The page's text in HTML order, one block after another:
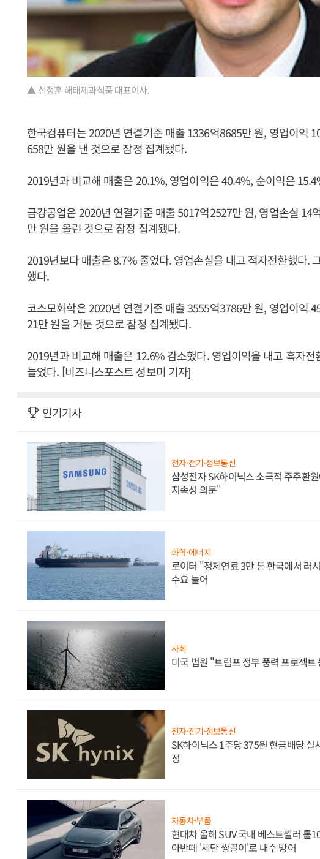
▲ 신정훈 해태제과식품 대표이사.
한국컴퓨터는 2020년 연결기준 매출 1336억8685만 원, 영업이익
658만 원을 낸 것으로 잠정 집계됐다.
2019년과 비교해 매출은 20.1%, 영업이익은 40.4%, 순이익은
금강공업은 2020년 연결기준 매출 5017억2527만 원, 영업손실 14
만 원을 올린 것으로 잠정 집계됐다.
2019년보다 매출은 8.7% 줄었다. 영업손실을 내고 적자전환했다.
했다.
코스모화학은 2020년 연결기준 매출 3555억3786만 원, 영업이익
21만 원을 거둔 것으로 잠정 집계됐다.
2019년과 비교해 매출은 12.6% 감소했다. 영업이익을 내고 흑자
늘었다. [비즈니스포스트 성보미 기자]
인기기사
전자·전기·정보통신
삼성전자 SK하이닉스 소극적 주주환
지속성 의문"
화학·에너지
로이터 "정제연료 3만 톤 한국에서 러
수요 늘어
사회
미국 법원 "트럼프 정부 풍력 프로젝
전자·전기·정보통신
SK하이닉스 1주당 375원 현금배당 실
정
자동차·부품
현대차 올해 SUV 국내 베스트셀러 톱
아반떼 '세단 쌍끌이'로 내수 방어